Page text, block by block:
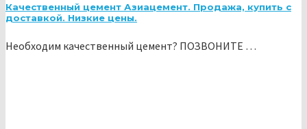
Качественный цемент Азиацемент. Продажа, купить с
доставкой. Низкие цены.
Необходим качественный цемент? ПОЗВОНИТЕ …